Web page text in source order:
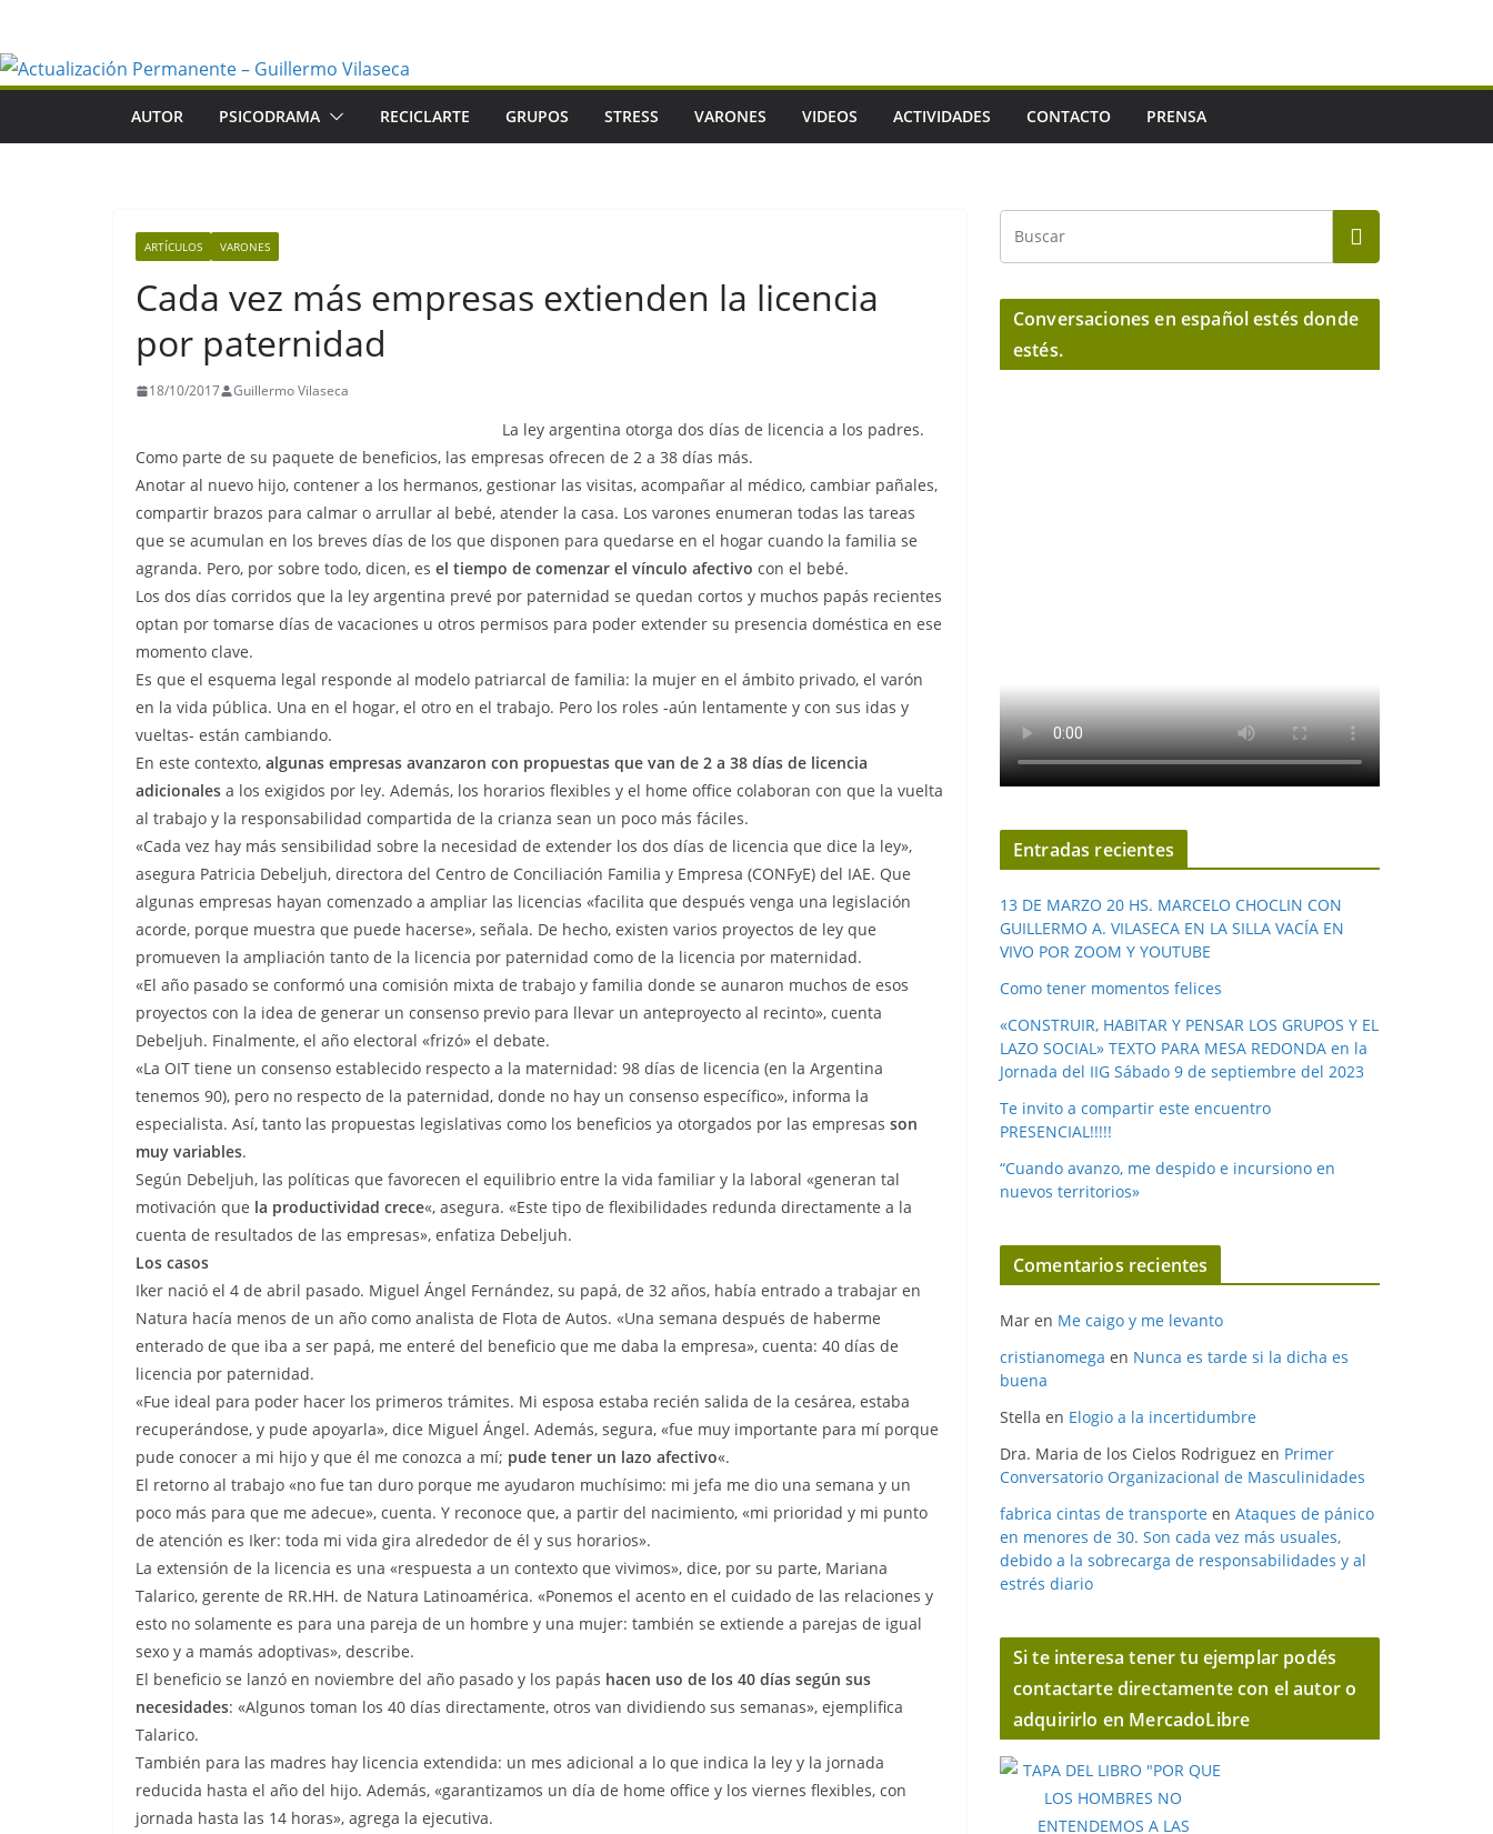
contenido
AUTOR PSICODRAMA RECICLARTE GRUPOS STRESS VARONES VIDEOS ACTIVIDADES CONTACTO PRENSA
ARTÍCULOS VARONES
Cada vez más empresas extienden la licencia
por paternidad
18/10/2017 Guillermo Vilaseca
La ley argentina otorga dos días de licencia a los padres.
Como parte de su paquete de beneficios, las empresas ofrecen de 2 a 38 días más.
Anotar al nuevo hijo, contener a los hermanos, gestionar las visitas, acompañar al médico, cambiar pañales,
compartir brazos para calmar o arrullar al bebé, atender la casa. Los varones enumeran todas las tareas
que se acumulan en los breves días de los que disponen para quedarse en el hogar cuando la familia se
agranda. Pero, por sobre todo, dicen, es el tiempo de comenzar el vínculo afectivo con el bebé.
Los dos días corridos que la ley argentina prevé por paternidad se quedan cortos y muchos papás recientes
optan por tomarse días de vacaciones u otros permisos para poder extender su presencia doméstica en ese
momento clave.
Es que el esquema legal responde al modelo patriarcal de familia: la mujer en el ámbito privado, el varón
en la vida pública. Una en el hogar, el otro en el trabajo. Pero los roles -aún lentamente y con sus idas y
vueltas- están cambiando.
En este contexto, algunas empresas avanzaron con propuestas que van de 2 a 38 días de licencia
adicionales a los exigidos por ley. Además, los horarios flexibles y el home office colaboran con que la vuelta
al trabajo y la responsabilidad compartida de la crianza sean un poco más fáciles.
«Cada vez hay más sensibilidad sobre la necesidad de extender los dos días de licencia que dice la ley»,
asegura Patricia Debeljuh, directora del Centro de Conciliación Familia y Empresa (CONFyE) del IAE. Que
algunas empresas hayan comenzado a ampliar las licencias «facilita que después venga una legislación
acorde, porque muestra que puede hacerse», señala. De hecho, existen varios proyectos de ley que
promueven la ampliación tanto de la licencia por paternidad como de la licencia por maternidad.
«El año pasado se conformó una comisión mixta de trabajo y familia donde se aunaron muchos de esos
proyectos con la idea de generar un consenso previo para llevar un anteproyecto al recinto», cuenta
Debeljuh. Finalmente, el año electoral «frizó» el debate.
«La OIT tiene un consenso establecido respecto a la maternidad: 98 días de licencia (en la Argentina
tenemos 90), pero no respecto de la paternidad, donde no hay un consenso específico», informa la
especialista. Así, tanto las propuestas legislativas como los beneficios ya otorgados por las empresas son
muy variables.
Según Debeljuh, las políticas que favorecen el equilibrio entre la vida familiar y la laboral «generan tal
motivación que la productividad crece«, asegura. «Este tipo de flexibilidades redunda directamente a la
cuenta de resultados de las empresas», enfatiza Debeljuh.
Los casos
Iker nació el 4 de abril pasado. Miguel Ángel Fernández, su papá, de 32 años, había entrado a trabajar en
Natura hacía menos de un año como analista de Flota de Autos. «Una semana después de haberme
enterado de que iba a ser papá, me enteré del beneficio que me daba la empresa», cuenta: 40 días de
licencia por paternidad.
«Fue ideal para poder hacer los primeros trámites. Mi esposa estaba recién salida de la cesárea, estaba
recuperándose, y pude apoyarla», dice Miguel Ángel. Además, segura, «fue muy importante para mí porque
pude conocer a mi hijo y que él me conozca a mí; pude tener un lazo afectivo«.
El retorno al trabajo «no fue tan duro porque me ayudaron muchísimo: mi jefa me dio una semana y un
poco más para que me adecue», cuenta. Y reconoce que, a partir del nacimiento, «mi prioridad y mi punto
de atención es Iker: toda mi vida gira alrededor de él y sus horarios».
La extensión de la licencia es una «respuesta a un contexto que vivimos», dice, por su parte, Mariana
Talarico, gerente de RR.HH. de Natura Latinoamérica. «Ponemos el acento en el cuidado de las relaciones y
esto no solamente es para una pareja de un hombre y una mujer: también se extiende a parejas de igual
sexo y a mamás adoptivas», describe.
El beneficio se lanzó en noviembre del año pasado y los papás hacen uso de los 40 días según sus
necesidades: «Algunos toman los 40 días directamente, otros van dividiendo sus semanas», ejemplifica
Talarico.
También para las madres hay licencia extendida: un mes adicional a lo que indica la ley y la jornada
reducida hasta el año del hijo. Además, «garantizamos un día de home office y los viernes flexibles, con
jornada hasta las 14 horas», agrega la ejecutiva.
Conversaciones en español estés donde
estés.
Entradas recientes
13 DE MARZO 20 HS. MARCELO CHOCLIN CON
GUILLERMO A. VILASECA EN LA SILLA VACÍA EN
VIVO POR ZOOM Y YOUTUBE
Como tener momentos felices
«CONSTRUIR, HABITAR Y PENSAR LOS GRUPOS Y EL
LAZO SOCIAL» TEXTO PARA MESA REDONDA en la
Jornada del IIG Sábado 9 de septiembre del 2023
Te invito a compartir este encuentro
PRESENCIAL!!!!!
“Cuando avanzo, me despido e incursiono en
nuevos territorios»
Comentarios recientes
Mar en Me caigo y me levanto
cristianomega en Nunca es tarde si la dicha es
buena
Stella en Elogio a la incertidumbre
Dra. Maria de los Cielos Rodriguez en Primer
Conversatorio Organizacional de Masculinidades
fabrica cintas de transporte en Ataques de pánico
en menores de 30. Son cada vez más usuales,
debido a la sobrecarga de responsabilidades y al
estrés diario
Si te interesa tener tu ejemplar podés
contactarte directamente con el autor o
adquirirlo en MercadoLibre